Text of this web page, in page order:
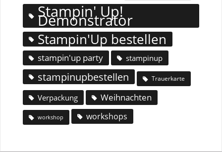
Stampin' Up!
Demonstrator
Stampin'Up bestellen
stampin'up party stampinup
stampinupbestellen Trauerkarte
Verpackung Weihnachten
workshop workshops